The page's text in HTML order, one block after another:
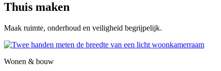
Thuis maken
Maak ruimte, onderhoud en veiligheid begrijpelijk.
Wonen & bouw